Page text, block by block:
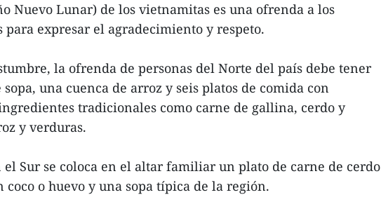
Nuevo Lunar) de los vietnamitas es una ofrenda a los
para expresar el agradecimiento y respeto.
la ofrenda de personas del Norte del país debe tener
una cuenca de arroz y seis platos de comida con
tradicionales como carne de gallina, cerdo y
y verduras.
Sur se coloca en el altar familiar un plato de carne de cerdo
coco o huevo y una sopa típica de la región.